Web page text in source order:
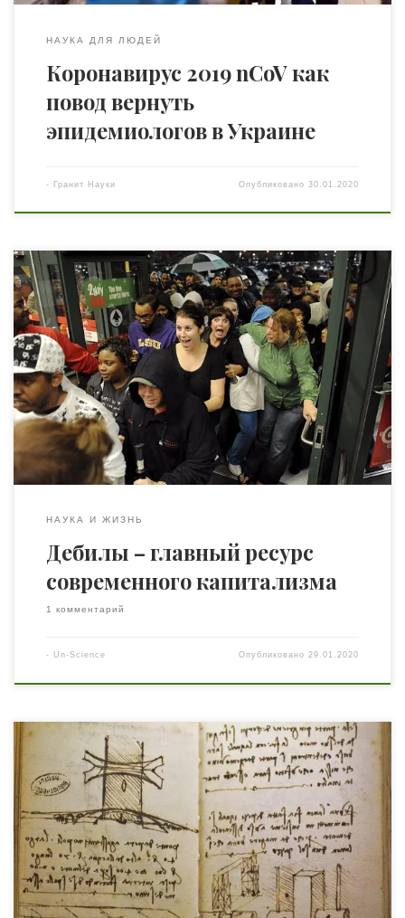
НАУКА ДЛЯ ЛЮДЕЙ
Коронавирус 2019 nCoV как
повод вернуть
эпидемиологов в Украине
- Гранит Науки Опубликовано30.01.2020
Cтатья об идиотократии набрала рекордное
количество просмотров на нашем сайте. Мы поняли,
что эта тема серьёзно задевает вас, дорогие наши
правдолюбивые читатели. А посему публикуем сегодня
статью пользователя Живого Журнала domestic_lynx на
ту же животрепещущую тему… «Меня пригласили на
конференцию на экономическом факультете МГУ, в
рамках ломоносовских торжеств. Разговор пойдёт об […]
НАУКА И ЖИЗНЬ
Дебилы – главный ресурс
современного капитализма
1 комментарий
- Un-Science Опубликовано29.01.2020
Леонардо да Винчи был человеком эпохи
Возрождения, впечатляя современников и
современных наблюдателей своими замысловатыми
идеями и замыслами, которые охватывали многие
дисциплины. И несмотря на то, что в начале 16-го века
он был наиболее известен своими культовыми
произведениями, такими как «Мона Лиза» и «Тайная
вечеря», да Винчи спроектировал и менее известный
обьект: […]